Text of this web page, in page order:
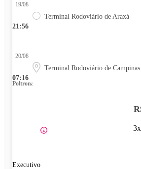
21:56
19/08
Terminal Rodoviário de Araxá
07:16
20/08
Terminal Rodoviário de Campinas
Poltrona
Executivo